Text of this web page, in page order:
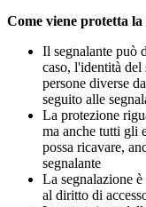
Come viene protetta la
Il segnalante può
caso, l'identità del
persone diverse
seguito alle
La protezione
ma anche tutti gli
possa ricavare,
segnalante
La segnalazione
al diritto di